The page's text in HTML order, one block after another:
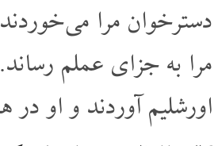
دسترخوان مرا می
مرا به جزای عملم
اورشلیم آوردند و او در